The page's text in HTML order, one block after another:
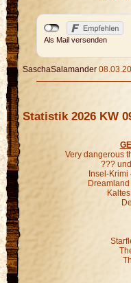
Als Mail versenden
SaschaSalamander
Statistik 2026 KW
Very dangerous
???
Insel-Krimi